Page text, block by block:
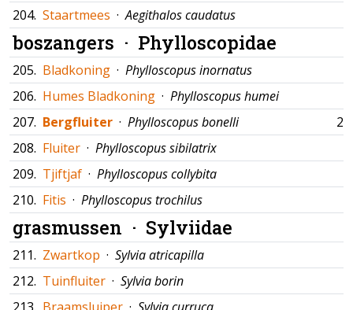
204. Staartmees ·Aegithalos caudatus
boszangers · Phylloscopidae
205. Bladkoning · Phylloscopus inornatus
206. Humes Bladkoning · Phylloscopus humei
207. Bergfluiter · Phylloscopus bonelli
208. Fluiter · Phylloscopus sibilatrix
209. Tjiftjaf · Phylloscopus collybita
210. Fitis · Phylloscopus trochilus
grasmussen · Sylviidae
211. Zwartkop · Sylvia atricapilla
212. Tuinfluiter · Sylvia borin